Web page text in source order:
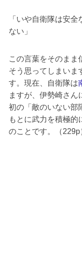
「いや自衛隊は安
ない」
この言葉をそのまま
そう思ってしまいま
す。現在、自衛隊は
ますが、伊勢崎さん
初の「敵のいない部
もとに武力を積極的
のことです。（229p